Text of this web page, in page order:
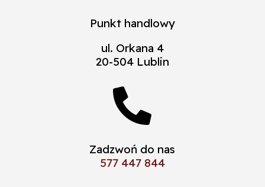
Punkt handlowy
ul. Orkana 4
20-504 Lublin

Zadzwoń do nas
577 447 844